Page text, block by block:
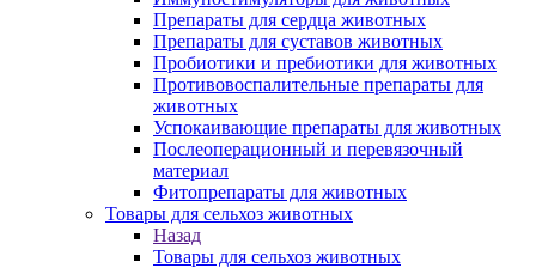
Препараты для сердца животных
Препараты для суставов животных
Пробиотики и пребиотики для животных
Противовоспалительные препараты для
животных
Успокаивающие препараты для животных
Послеоперационный и перевязочный
материал
Фитопрепараты для животных
Товары для сельхоз животных
Назад
Товары для сельхоз животных